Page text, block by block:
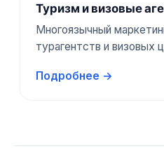
Туризм и визовые
Многоязычный
турагентств и визовых
Подробнее →